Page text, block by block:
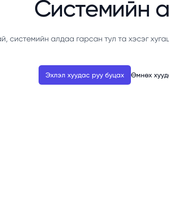
Системийн
системийн алдаа гарсан тул та хэсэг
Эхлэл хуудас руу буцах Өмнөх